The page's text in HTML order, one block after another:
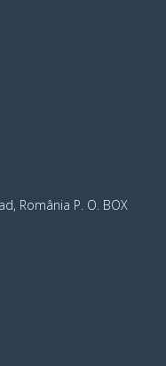
România P. O. BOX